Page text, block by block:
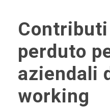
perduto
aziendali
working